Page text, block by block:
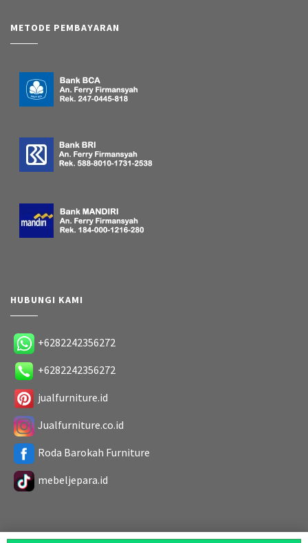
METODE PEMBAYARAN
HUBUNGI KAMI
+6282242356272
+6282242356272
jualfurniture.id
Jualfurniture.co.id
Roda Barokah Furniture
mebeljepara.id